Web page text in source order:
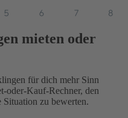
mieten oder
für dich mehr Sinn
oder-Kauf-Rechner, den
zu bewerten.